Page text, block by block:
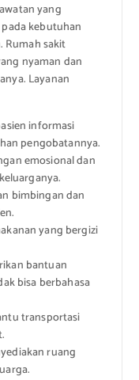
yang
kebutuhan
Rumah sakit
nyaman dan
Layanan
informasi
pengobatannya.
emosional dan
bimbingan dan
yang bergizi
bantuan
bisa berbahasa
transportasi
ruang